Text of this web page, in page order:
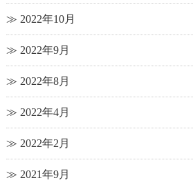
2022年10月
2022年9月
2022年8月
2022年4月
2022年2月
2021年9月